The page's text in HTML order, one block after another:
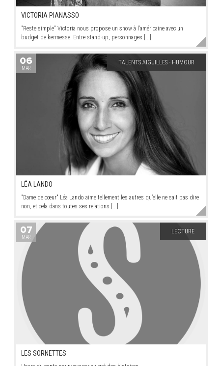
VICTORIA PIANASSO
"Reste simple" Victoria nous propose un show à l’américaine avec un
budget de kermesse. Entre stand-up, personnages [...]
LÉA LANDO
"Dame de cœur" Léa Lando aime tellement les autres qu’elle ne sait pas dire
non, et cela dans toutes ses relations [...]
06
MAR
TALENTS AIGUILLES - HUMOUR
LES SORNETTES
07
MAR
LECTURE